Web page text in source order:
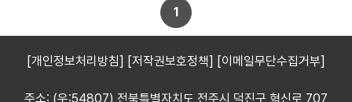
1
[개인정보처리방침] [저작권보호정책] [이메일무단수집거부]
주소: (우:54807) 전북특별자치도 전주시 덕진구 혁신로 707